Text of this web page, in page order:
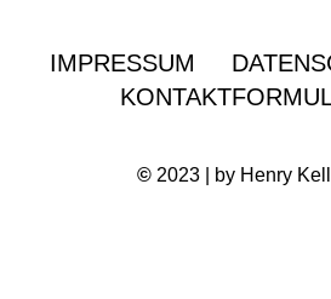
IMPRESSUM
© 2023 | by Henry